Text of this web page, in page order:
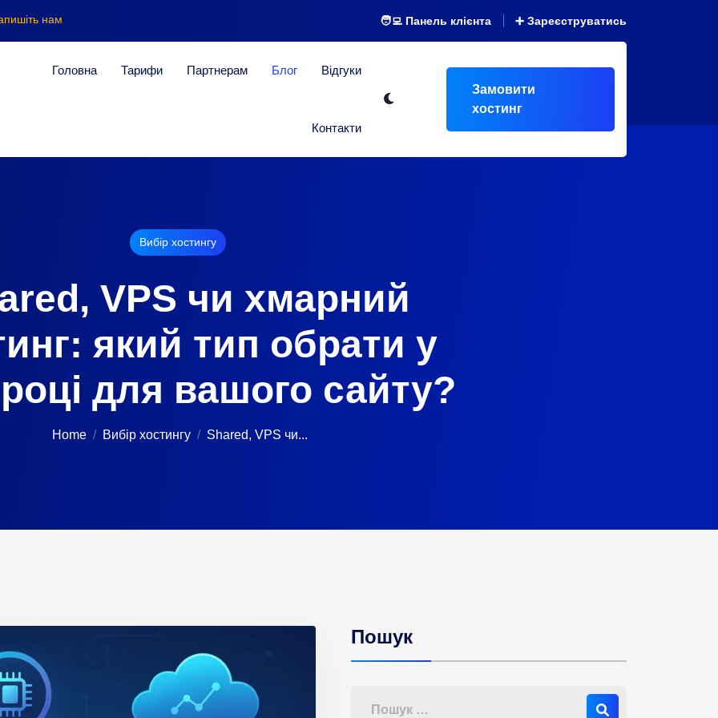
нам 🧑‍💻 Панель клієнта ➕ Зареєструватись
Головна Тарифи Партнерам Блог Відгуки
Контакти
Замовити
хостинг
Вибір хостингу
VPS чи хмарний
який тип обрати у
для вашого сайту?
Home Вибір хостингу Shared, VPS чи...
Пошук